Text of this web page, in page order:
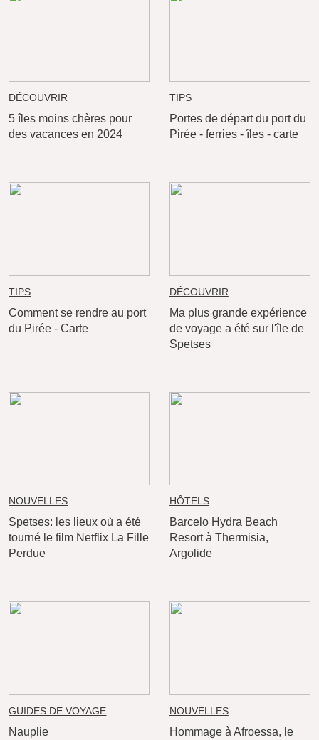
DÉCOUVRIR
5 îles moins chères pour
des vacances en 2024
TIPS
Portes de départ du port du
Pirée - ferries - îles - carte
TIPS
Comment se rendre au port
du Pirée - Carte
DÉCOUVRIR
Ma plus grande expérience
de voyage a été sur l'île de
Spetses
NOUVELLES
Spetses: les lieux où a été
tourné le film Netflix La Fille
Perdue
HÔTELS
Barcelo Hydra Beach
Resort à Thermisia,
Argolide
GUIDES DE VOYAGE
Nauplie
NOUVELLES
Hommage à Afroessa, le